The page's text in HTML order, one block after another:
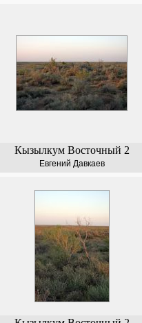
Кызылкум Восточный 2
Евгений Давкаев